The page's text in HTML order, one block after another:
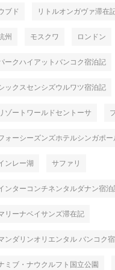
ブド リトルオンガヴァ滞在
州 モスクワ ロンドン
ークハイアットバンコク宿泊記
ックスセンシズウルワツ宿泊記
ゾートワールドセントーサ
ォーシーズンズホテルシンガポー
ンレー湖 サファリ
ンターコンチネンタルダナン宿泊
リーナベイサンズ滞在記
ンダリンオリエンタル バンコク
ミブ・ナウクルフト国立公園